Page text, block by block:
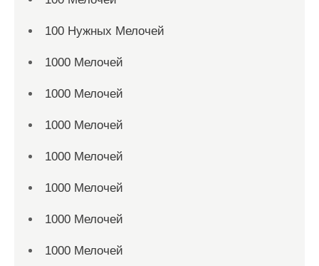
100 Нужных Мелочей
1000 Мелочей
1000 Мелочей
1000 Мелочей
1000 Мелочей
1000 Мелочей
1000 Мелочей
1000 Мелочей